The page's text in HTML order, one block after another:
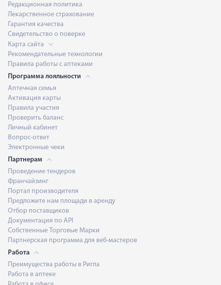
Редакционная политика
Лекарственное страхование
Гарантия качества
Свидетельство о поверке
Карта сайта
Рекомендательные технологии
Правила работы с аптеками
Программа лояльности
Аптечная семья
Активация карты
Правила участия
Проверить баланс
Личный кабинет
Вопрос-ответ
Электронные чеки
Партнерам
Проведение тендеров
Франчайзинг
Портал производителя
Предложите нам площади в аренду
Отбор поставщиков
Документация по API
Собственные Торговые Марки
Партнерская программа для веб-мастеров
Работа
Преимущества работы в Ригла
Работа в аптеке